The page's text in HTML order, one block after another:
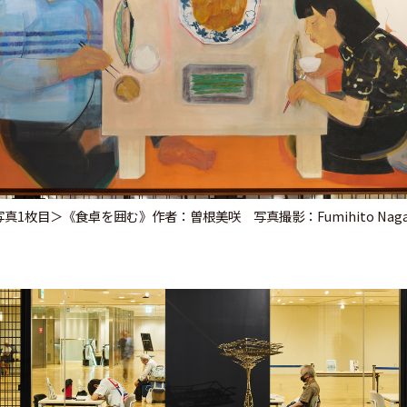
真1枚目＞《食卓を囲む》作者：曽根美咲 写真撮影：Fumihito